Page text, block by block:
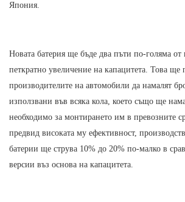
Япония.
Новата батерия ще бъде два пъти по-голяма от
петкратно увеличение на капацитета. Това ще
производителите на автомобили да намалят
използвани във всяка кола, което също ще
необходимо за монтирането им в превозните
предвид високата му ефективност,
батерии ще струва 10% до 20% по-малко в
версии въз основа на капацитета.